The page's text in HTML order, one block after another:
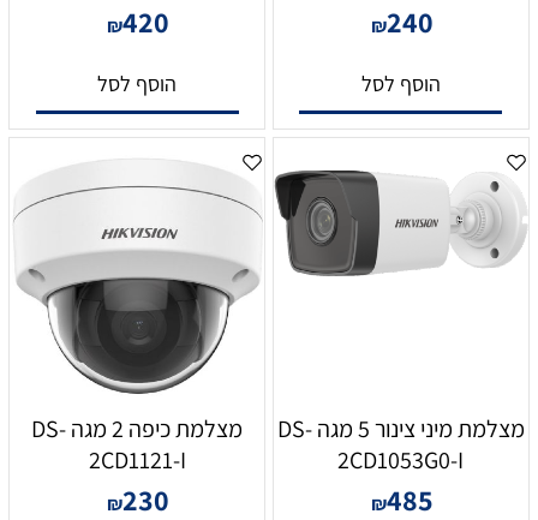
₪240
הוסף לסל
₪420
הוסף לסל
מצלמת מיני צינור 5 מגה DS-
2CD1053G0-I
₪485
מצלמת כיפה 2 מגה DS-
2CD1121-I
₪230